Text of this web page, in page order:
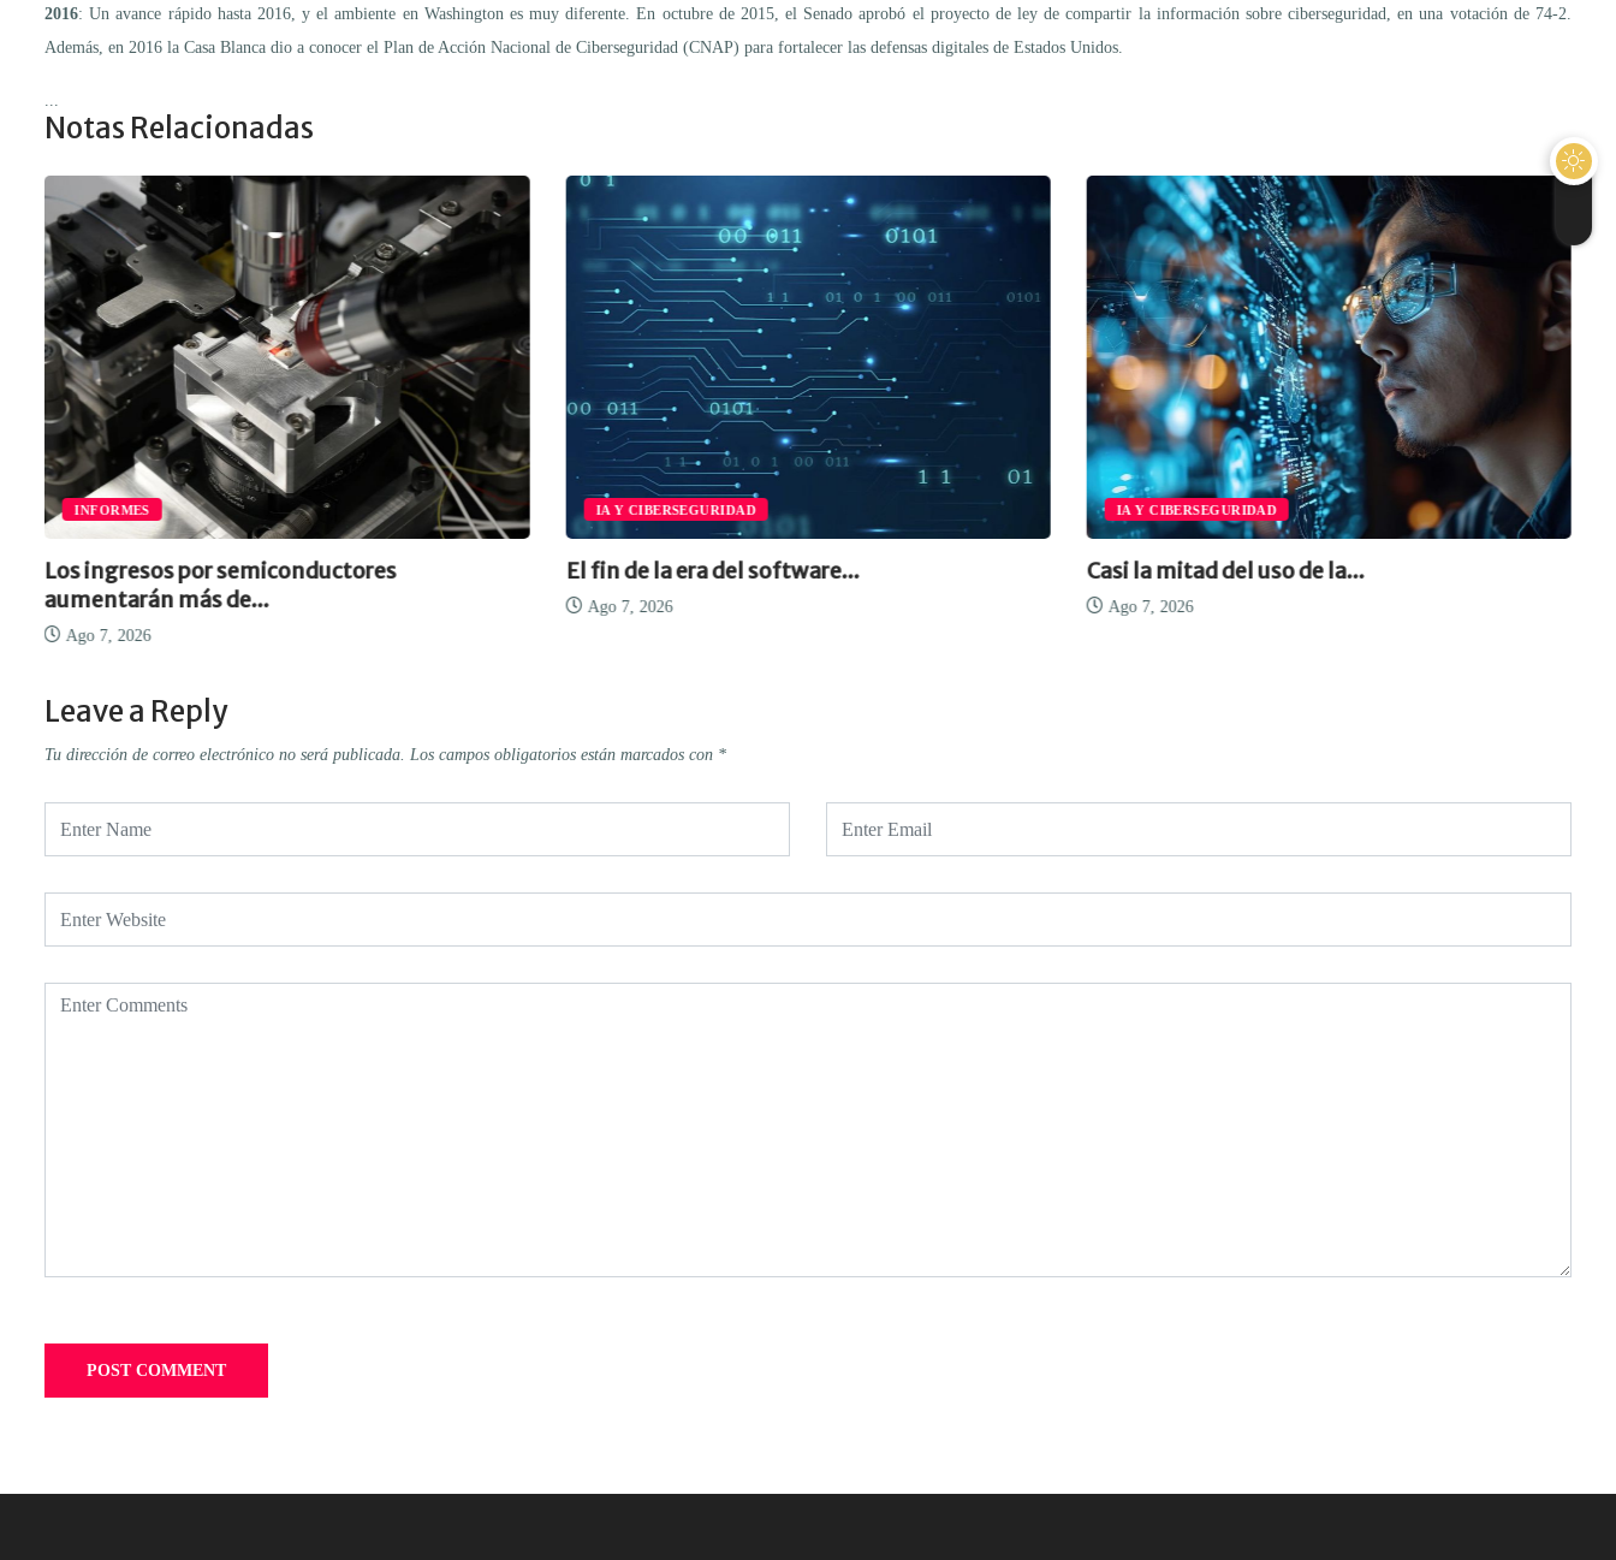
2016: Un avance rápido hasta 2016, y el ambiente en Washington es muy diferente. En octubre de 2015, el Senado aprobó el proyecto de ley de compartir la información sobre ciberseguridad, en una votación de 74-2.
Además, en 2016 la Casa Blanca dio a conocer el Plan de Acción Nacional de Ciberseguridad (CNAP) para fortalecer las defensas digitales de Estados Unidos.
Notas Relacionadas
INFORMES
Los ingresos por semiconductores
aumentarán más de...
Ago 7, 2026
IA Y CIBERSEGURIDAD
El fin de la era del software...
Ago 7, 2026
IA Y CIBERSEGURIDAD
Casi la mitad del uso de la...
Ago 7, 2026
Leave a Reply
Tu dirección de correo electrónico no será publicada. Los campos obligatorios están marcados con *